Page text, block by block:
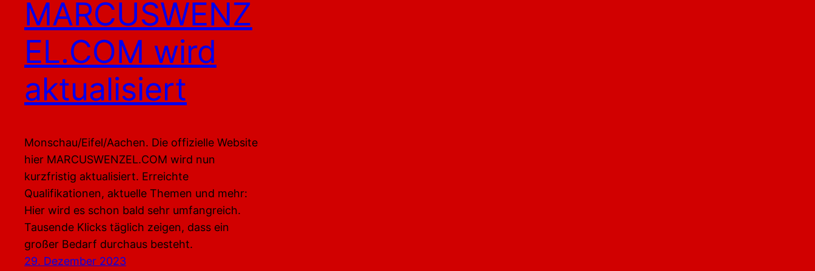
MARCUSWENZ
EL.COM wird
aktualisiert
Monschau/Eifel/Aachen. Die offizielle Website
hier MARCUSWENZEL.COM wird nun
kurzfristig aktualisiert. Erreichte
Qualifikationen, aktuelle Themen und mehr:
Hier wird es schon bald sehr umfangreich.
Tausende Klicks täglich zeigen, dass ein
großer Bedarf durchaus besteht.
29. Dezember 2023